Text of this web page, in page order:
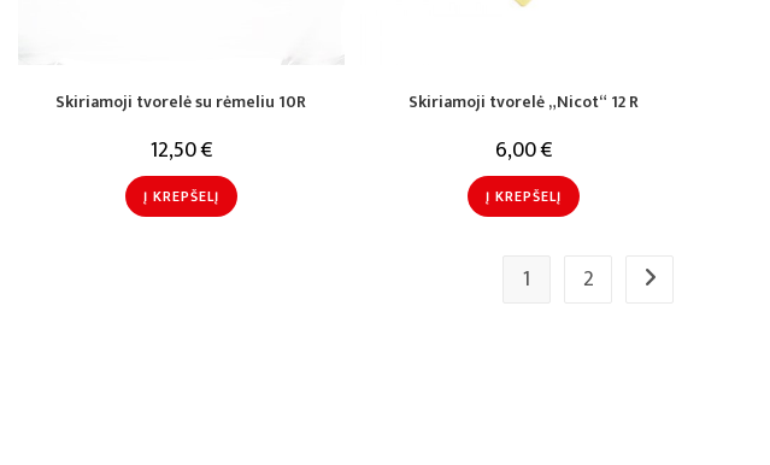
Skiriamoji tvorelė su rėmeliu 10R
12,50€
Į KREPŠELĮ
Skiriamoji tvorelė „Nicot“ 12 R
6,00€
Į KREPŠELĮ
1 2